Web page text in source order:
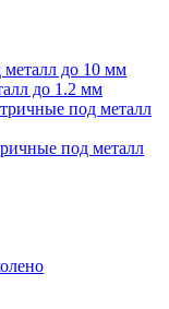
до 10 мм
до 1.2 мм
под металл
под металл